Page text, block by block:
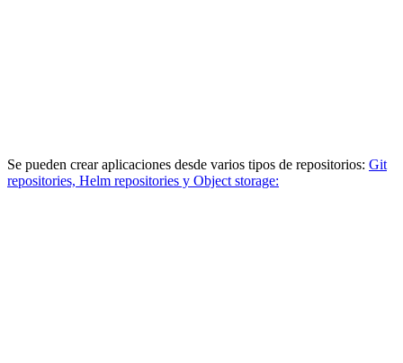
Se pueden crear aplicaciones desde varios tipos de repositorios: Git
repositories, Helm repositories y Object storage: